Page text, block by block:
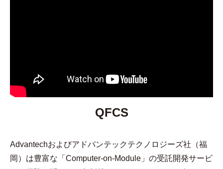
QFCS
Advantechおよびアドバンテックテクノロジーズ社（福
岡）は豊富な「Computer-on-Module」の受託開発サービ